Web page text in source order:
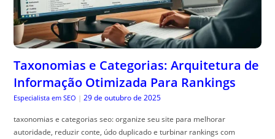
Taxonomias e Categorias: Arquitetura de
Informação Otimizada Para Rankings
Especialista em SEO | 29 de outubro de 2025
taxonomias e categorias seo: organize seu site para melhorar
autoridade, reduzir conte, údo duplicado e turbinar rankings com